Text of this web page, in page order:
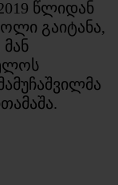
წლიდან
გაიტანა,